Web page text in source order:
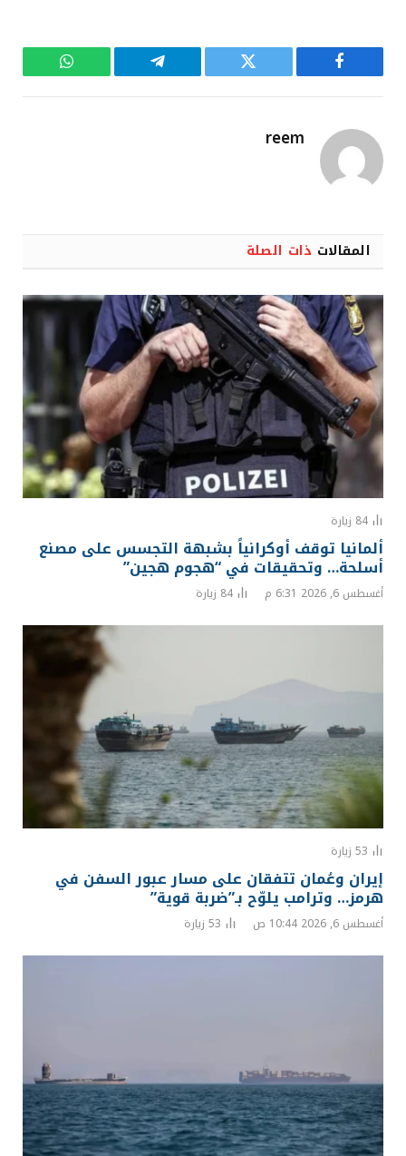
فيسبوك تويتر تيلقرام واتساب
reem
المقالات ذات الصلة
84 زيارة
ألمانيا توقف أوكرانياً بشبهة التجسس على مصنع
أسلحة… وتحقيقات في “هجوم هجين”
أغسطس 6, 2026 6:31 م 84 زيارة
53 زيارة
إيران وعُمان تتفقان على مسار عبور السفن في
هرمز… وترامب يلوّح بـ”ضربة قوية”
أغسطس 6, 2026 10:44 ص 53 زيارة